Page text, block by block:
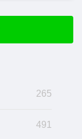
265
491